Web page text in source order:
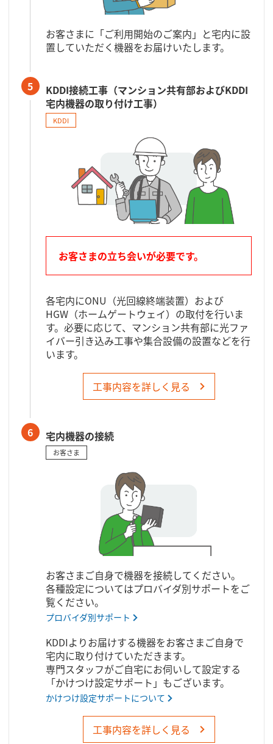
お客さまに「ご利用開始のご案内」と宅内に設
置していただく機器をお届けいたします。
5
KDDI接続工事（マンション共有部およびKDDI
宅内機器の取り付け工事）
KDDI
お客さまの立ち会いが必要です。
各宅内にONU（光回線終端装置）および
HGW（ホームゲートウェイ）の取付を行いま
す。必要に応じて、マンション共有部に光ファ
イバー引き込み工事や集合設備の設置などを行
います。
工事内容を詳しく見る
6 宅内機器の接続
お客さま
お客さまご自身で機器を接続してください。
各種設定についてはプロバイダ別サポートをご
覧ください。
プロバイダ別サポート
KDDIよりお届けする機器をお客さまご自身で
宅内に取り付けていただきます。
専門スタッフがご自宅にお伺いして設定する
「かけつけ設定サポート」もございます。
かけつけ設定サポートについて
工事内容を詳しく見る